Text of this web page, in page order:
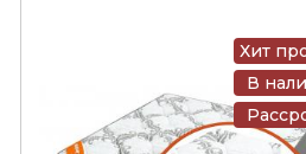
Хит
В